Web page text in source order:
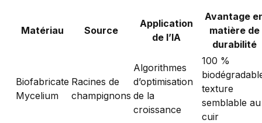
Matériau Source
Application
de l’IA
Avantage
matière de
durabilité
Biofabricate
Mycelium
Racines de
champignons
Algorithmes
d’optimisation
de la
croissance
100 %
texture
semblable au
cuir